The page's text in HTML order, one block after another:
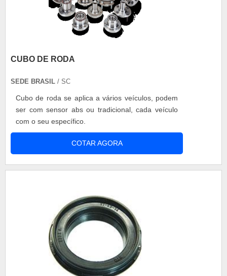
CUBO DE RODA
SEDE BRASIL / SC
Cubo de roda se aplica a vários veículos, podem
ser com sensor abs ou tradicional, cada veículo
com o seu específico.
COTAR AGORA